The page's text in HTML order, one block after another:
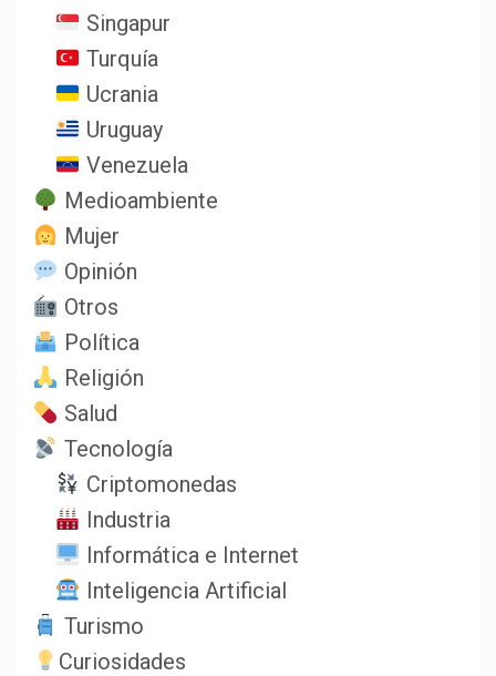
Singapur
Turquía
Ucrania
Uruguay
Venezuela
Medioambiente
Mujer
Opinión
Otros
Política
Religión
Salud
Tecnología
Criptomonedas
Industria
Informática e Internet
Inteligencia Artificial
Turismo
Curiosidades